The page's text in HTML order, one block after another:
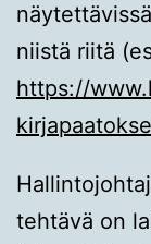
niistä riitä
https://
tehtävä on